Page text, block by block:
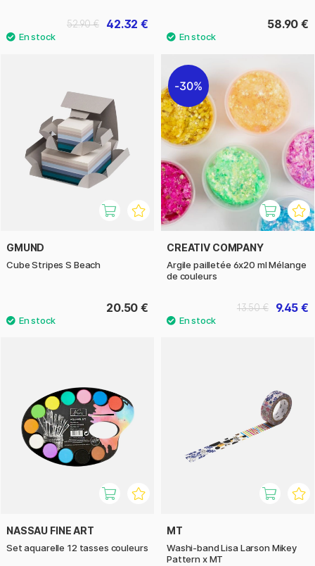
42.32 €
52.90 € 58.90 €
GMUND
Cube Stripes S Beach
20.50 €
30%
CREATIV COMPANY
Argile pailletée 6x20 ml Mélange
de couleurs
9.45 €
13.50 €
NASSAU FINE ART
Set aquarelle 12 tasses couleurs
MT
Washi-band Lisa Larson Mikey
Pattern x MT